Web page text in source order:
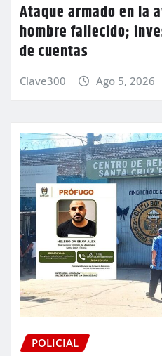
Ataque armado en la
hombre fallecido;
de cuentas
Clave300 Ago 5, 2026
POLICIAL